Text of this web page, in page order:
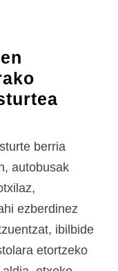
berria
autobusak
ezberdinez
ibilbide
etortzeko